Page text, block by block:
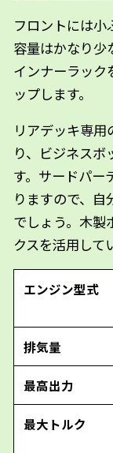
フロントには
容量はかなり少
インナーラック
ップします。
リアデッキ専
り、ビジネスボ
す。サードパー
りますので、
でしょう。木製
クスを活用して
エンジン型式
排気量
最高出力
最大トルク